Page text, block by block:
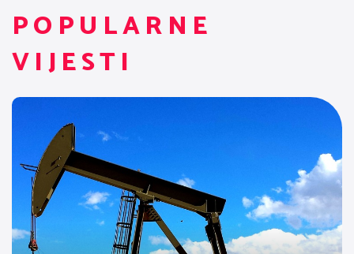
POPULARNE
VIJESTI